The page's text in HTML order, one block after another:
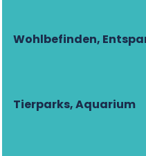
Wohlbefinden,
Tierparks, Aquarium
37210 Vouvray